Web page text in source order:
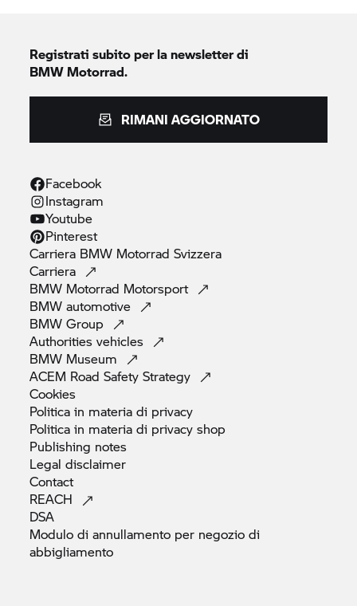
Registrati subito per la newsletter di
BMW Motorrad.
RIMANI AGGIORNATO
Facebook
Instagram
Youtube
Pinterest
Carriera BMW Motorrad Svizzera
Carriera
BMW Motorrad Motorsport
BMWautomotive
BMWGroup
Authoritiesvehicles
BMW Museum
ACEM Road SafetyStrategy
Cookies
Politica in materia di privacy
Politica in materia di privacyshop
Publishing notes
Legaldisclaimer
Contact
REACH
DSA
Modulo di annullamento per negozio di
abbigliamento